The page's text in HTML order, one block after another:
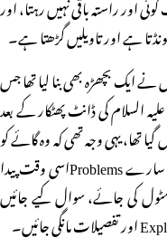
ہے اور تاویلیں گڑھتا ہے۔
نے ایک بچھڑہ بھی بنا لیا تھا جس
السلام کی ڈانٹ پھٹکار کے بعد
تھا، یہی وجہ تھی کہ وہ گائے کو
ذبح کرنے میں آنا کانی کر رہے تھے، تو سارا بگاڑ، سارے Problemsاسی وقت پیدا
کی جائے، سوال کیے جائیں